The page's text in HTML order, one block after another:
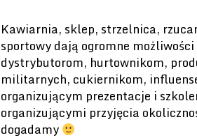
Kawiarnia, sklep, strzelnica,
sportowy dają ogromne
dystrybutorom, hurtownikom,
militarnych, cukiernikom,
organizującym prezentacje i
organizującymi przyjęcia
dogadamy